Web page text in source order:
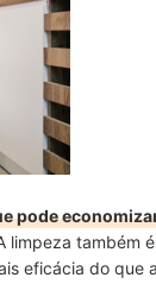
ou Electrolux?
e Louças para
pode
limpeza também
eficácia do que